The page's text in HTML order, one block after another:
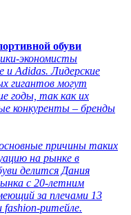
обуви
экономисты
и Adidas. Лидерские
гигантов могут
годы, так как их
конкуренты – бренды
причины таких
на рынке в
делится Дания
с 20-летним
за плечами 13
fashion-ритейле.